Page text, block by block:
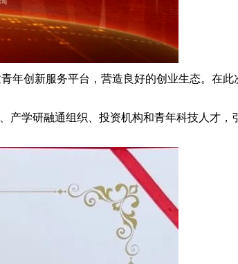
年创新服务平台，营造良好的创业生态。在
产学研融通组织、投资机构和青年科技人才，